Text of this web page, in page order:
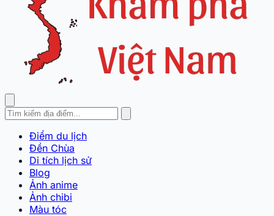
Điểm du lịch
Đền Chùa
Di tích lịch sử
Blog
Ảnh anime
Ảnh chibi
Màu tóc